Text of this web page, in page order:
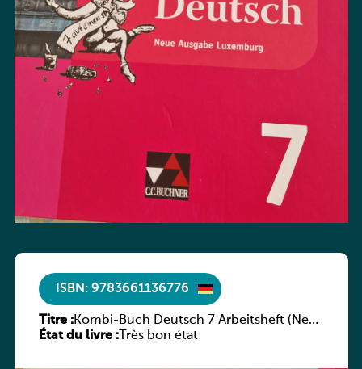
ISBN: 9783661136776
Titre :Kombi-Buch Deutsch 7 Arbeitsheft (Neue
Ausgabe Luxemburg)
État du livre :Très bon état